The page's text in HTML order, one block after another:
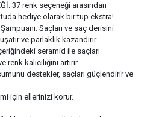
37 renk seçeneği arasından
hediye olarak bir tüp ekstra!
Saçları ve saç derisini
ve parlaklık kazandırır.
seramid ile saçları
kalıcılığını artırır.
destekler, saçları güçlendirir ve
için ellerinizi korur.